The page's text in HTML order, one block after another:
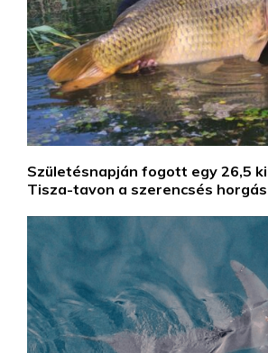
Születésnapján fogott egy 26,5
Tisza-tavon a szerencsés